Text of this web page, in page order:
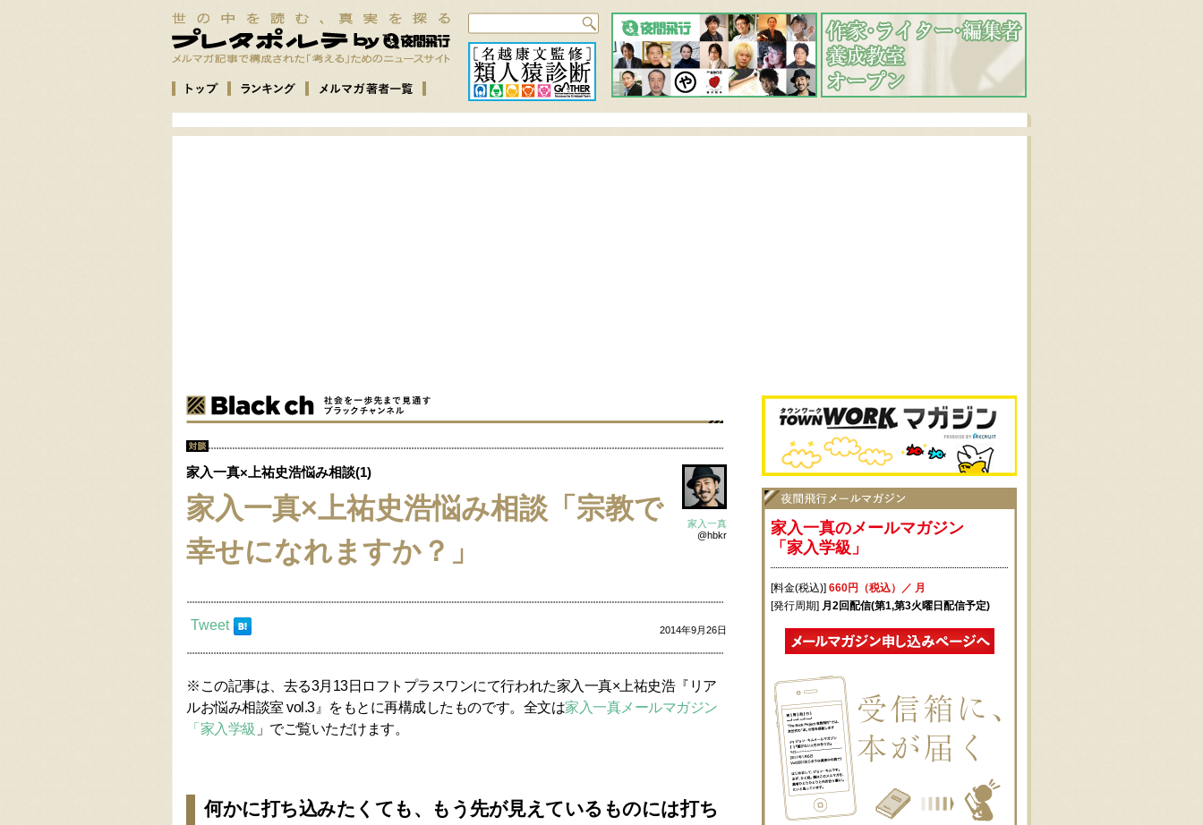
家入一真
@hbkr
家入一真×上祐史浩悩み相談(1)
家入一真×上祐史浩悩み相談「宗教で
幸せになれますか？」
2014年9月26日
Tweet
※この記事は、去る3月13日ロフトプラスワンにて行われた家入一真×上祐史浩『リア
ルお悩み相談室 vol.3』をもとに再構成したものです。全文は家入一真メールマガジン
「家入学級 」でご覧いただけます。
何かに打ち込みたくても、もう先が見えているものには打ち
家入一真のメールマガジン
「家入学級」
[料金(税込)] 660円（税込）／ 月
[発行周期] 月2回配信(第1,第3火曜日配信予定)